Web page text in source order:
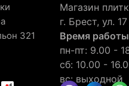
321
Магазин
г. Брест, ул.
Время
пн-пт: 9.00 -
сб: 10.00 -
вс: выходной